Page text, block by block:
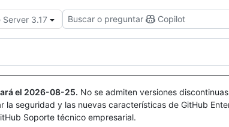
Server 3.17 Buscar o preguntar Copilot
el 2026-08-25. No se admiten versiones
seguridad y las nuevas características de GitHub
Soporte técnico empresarial.